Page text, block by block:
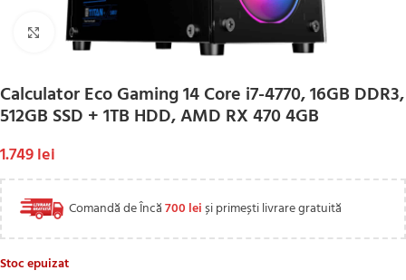
Click to enlarge
Calculator Eco Gaming 14 Core i7-4770, 16GB DDR3,
512GB SSD + 1TB HDD, AMD RX 470 4GB
1.749lei
Comandă de Încă700 leiși primești livrare gratuită
Stoc epuizat